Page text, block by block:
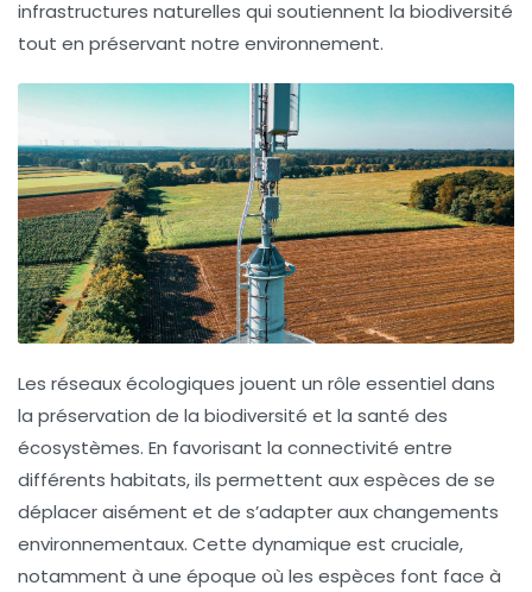
infrastructures naturelles qui soutiennent la biodiversité
tout en préservant notre environnement.
Les réseaux écologiques jouent un rôle essentiel dans
la préservation de la biodiversité et la santé des
écosystèmes. En favorisant la connectivité entre
différents habitats, ils permettent aux espèces de se
déplacer aisément et de s’adapter aux changements
environnementaux. Cette dynamique est cruciale,
notamment à une époque où les espèces font face à